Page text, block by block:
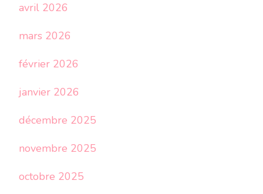
avril 2026
mars 2026
février 2026
janvier 2026
décembre 2025
novembre 2025
octobre 2025